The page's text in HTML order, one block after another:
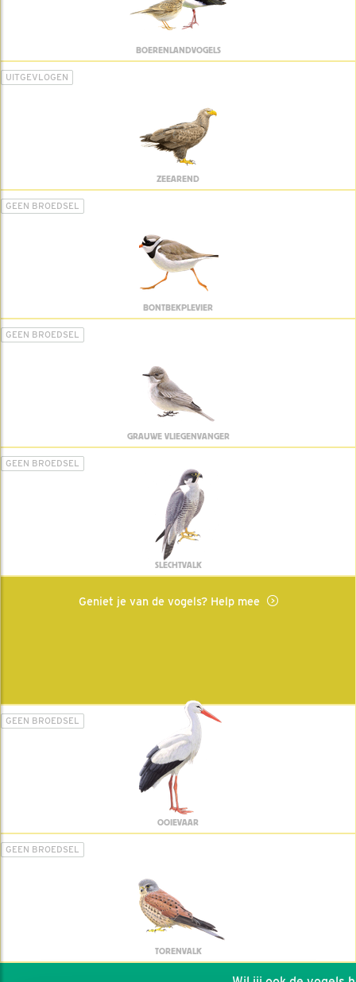
BOERENLANDVOGELS
UITGEVLOGEN
ZEEAREND
GEEN BROEDSEL
BONTBEKPLEVIER
GEEN BROEDSEL
GRAUWE VLIEGENVANGER
GEEN BROEDSEL
SLECHTVALK
Geniet je van de vogels? Help mee
GEEN BROEDSEL
OOIEVAAR
GEEN BROEDSEL
TORENVALK